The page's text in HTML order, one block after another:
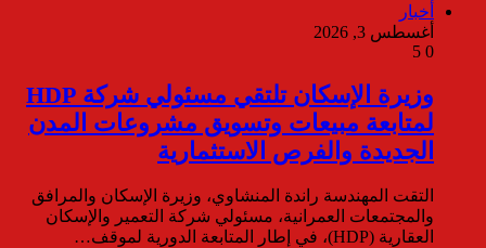
أخبار
أغسطس 3, 2026
0
وزيرة الإسكان تلتقي مسئولي شركة HDP
لمتابعة مبيعات وتسويق مشروعات المدن
الجديدة والفرص الاستثمارية
التقت المهندسة راندة المنشاوي، وزيرة الإسكان والمرافق
والمجتمعات العمرانية، مسئولي شركة التعمير والإسكان
العقارية (HDP)، في إطار المتابعة الدورية لموقف…